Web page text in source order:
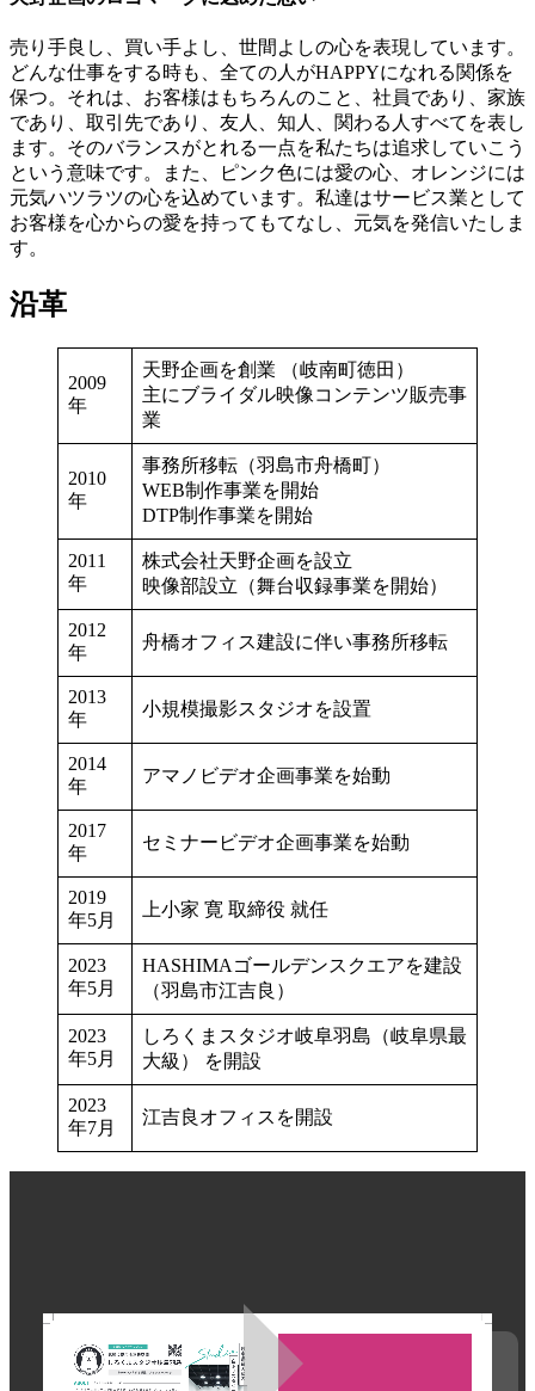
売り手良し、買い手よし、世間よしの心を表現しています。
どんな仕事をする時も、全ての人がHAPPYになれる関係を
保つ。それは、お客様はもちろんのこと、社員であり、家族
であり、取引先であり、友人、知人、関わる人すべてを表し
ます。そのバランスがとれる一点を私たちは追求していこう
という意味です。また、ピンク色には愛の心、オレンジには
元気ハツラツの心を込めています。私達はサービス業として
お客様を心からの愛を持ってもてなし、元気を発信いたしま
す。
沿革
2009
年
天野企画を創業 （岐南町徳田）
主にブライダル映像コンテンツ販売事
業
2010
年
事務所移転（羽島市舟橋町）
WEB制作事業を開始
DTP制作事業を開始
2011
年
株式会社天野企画を設立
映像部設立（舞台収録事業を開始）
2012
年
舟橋オフィス建設に伴い事務所移転
2013
年
小規模撮影スタジオを設置
2014
年
アマノビデオ企画事業を始動
2017
年
セミナービデオ企画事業を始動
2019
年5月
上小家 寛 取締役 就任
2023
年5月
HASHIMAゴールデンスクエアを建設
（羽島市江吉良）
2023
年5月
しろくまスタジオ岐阜羽島（岐阜県最
大級） を開設
2023
年7月
江吉良オフィスを開設